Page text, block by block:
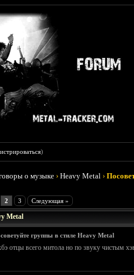
)
о музыке ›Heavy Metal ›
2 3 Следующая »
Metal
группы в стиле Heavy Metal
отцы всего митола но по звуку чистым